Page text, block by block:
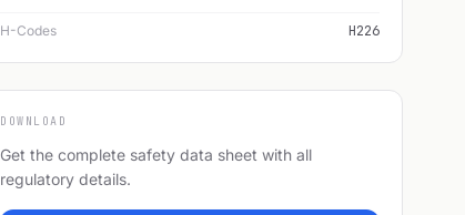
H-Codes H226
DOWNLOAD
Get the complete safety data sheet with all
regulatory details.